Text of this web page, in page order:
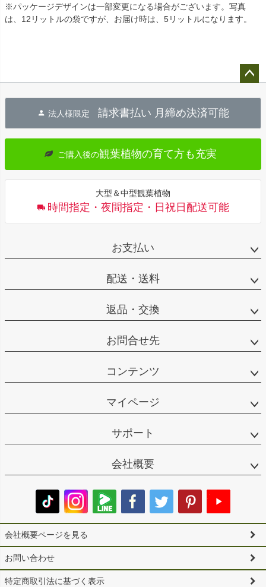
※パッケージデザインは一部変更になる場合がございます。写真
は、12リットルの袋ですが、お届け時は、5リットルになります。
へ
法人様限定 請求書払い 月締め決済可能
ご購入後の観葉植物の育て方も充実
大型＆中型観葉植物
時間指定・夜間指定・日祝日配送可能
お支払い
配送・送料
返品・交換
お問合せ先
コンテンツ
マイページ
サポート
会社概要
会社概要ページを見る
お問い合わせ
特定商取引法に基づく表示